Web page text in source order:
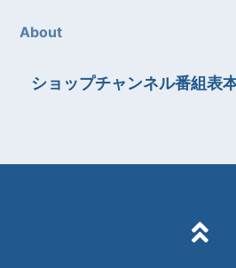
About
ショップチャンネル番組表